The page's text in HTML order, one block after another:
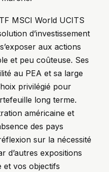
MSCI World UCITS
d’investissement
aux actions
et peu coûteuse. Ses
au PEA et sa large
privilégié pour
long terme.
américaine et
des pays
sur la nécessité
d’autres expositions
et vos objectifs